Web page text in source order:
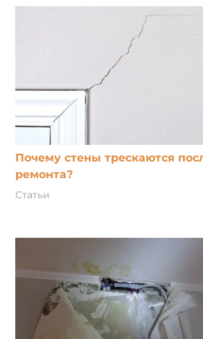
Почему стены трескаются
ремонта?
Статьи